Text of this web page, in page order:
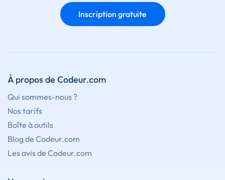
Inscription gratuite
À propos de Codeur.com
Qui sommes-nous ?
Nos tarifs
Boîte à outils
Blog de Codeur.com
Les avis de Codeur.com